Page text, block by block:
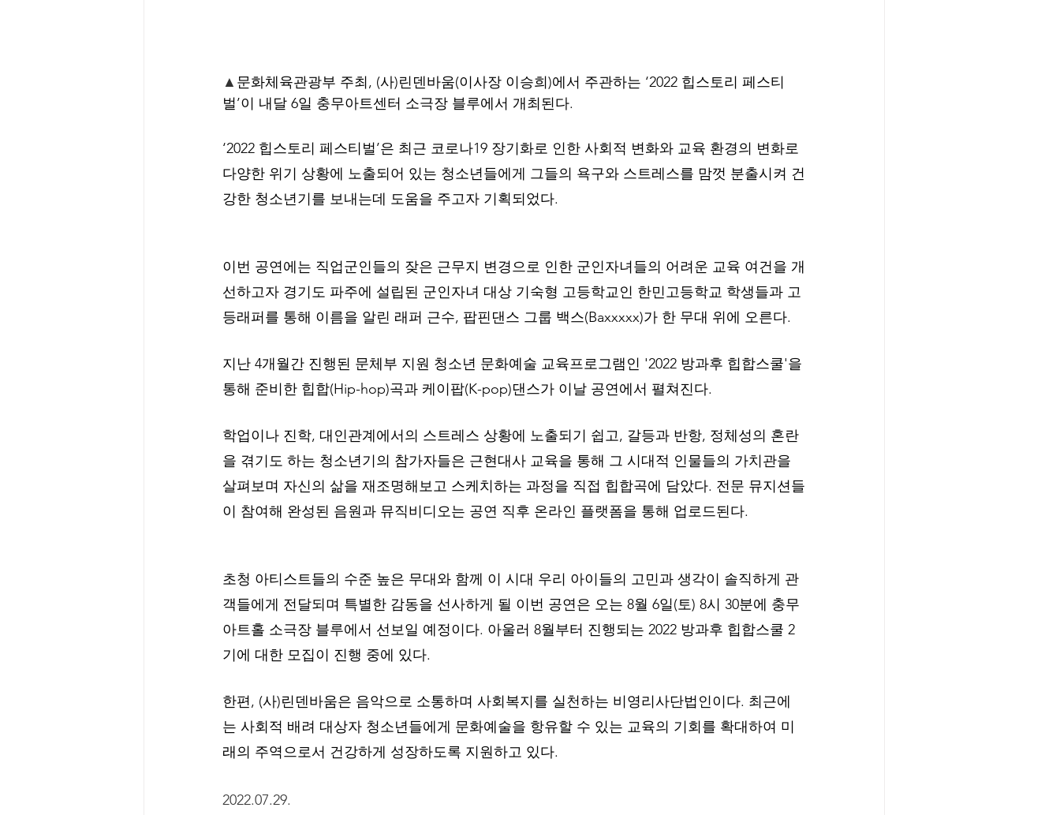
▲ 문화체육관광부 주최, (사)린덴바움(이사장 이승희)에서 주관하는 ‘2022 힙스토리 페스티
벌’이 내달 6일 충무아트센터 소극장 블루에서 개최된다.
‘2022 힙스토리 페스티벌’은 최근 코로나19 장기화로 인한 사회적 변화와 교육 환경의 변화로
다양한 위기 상황에 노출되어 있는 청소년들에게 그들의 욕구와 스트레스를 맘껏 분출시켜 건
강한 청소년기를 보내는데 도움을 주고자 기획되었다.
이번 공연에는 직업군인들의 잦은 근무지 변경으로 인한 군인자녀들의 어려운 교육 여건을 개
선하고자 경기도 파주에 설립된 군인자녀 대상 기숙형 고등학교인 한민고등학교 학생들과 고
등래퍼를 통해 이름을 알린 래퍼 근수, 팝핀댄스 그룹 백스(Baxxxxx)가 한 무대 위에 오른다.
지난 4개월간 진행된 문체부 지원 청소년 문화예술 교육프로그램인 '2022 방과후 힙합스쿨'을
통해 준비한 힙합(Hip-hop)곡과 케이팝(K-pop)댄스가 이날 공연에서 펼쳐진다.
학업이나 진학, 대인관계에서의 스트레스 상황에 노출되기 쉽고, 갈등과 반항, 정체성의 혼란
을 겪기도 하는 청소년기의 참가자들은 근현대사 교육을 통해 그 시대적 인물들의 가치관을
살펴보며 자신의 삶을 재조명해보고 스케치하는 과정을 직접 힙합곡에 담았다. 전문 뮤지션들
이 참여해 완성된 음원과 뮤직비디오는 공연 직후 온라인 플랫폼을 통해 업로드된다.
초청 아티스트들의 수준 높은 무대와 함께 이 시대 우리 아이들의 고민과 생각이 솔직하게 관
객들에게 전달되며 특별한 감동을 선사하게 될 이번 공연은 오는 8월 6일(토) 8시 30분에 충무
아트홀 소극장 블루에서 선보일 예정이다. 아울러 8월부터 진행되는 2022 방과후 힙합스쿨 2
기에 대한 모집이 진행 중에 있다.
한편, (사)린덴바움은 음악으로 소통하며 사회복지를 실천하는 비영리사단법인이다. 최근에
는 사회적 배려 대상자 청소년들에게 문화예술을 항유할 수 있는 교육의 기회를 확대하여 미
래의 주역으로서 건강하게 성장하도록 지원하고 있다.
2022.07.29.